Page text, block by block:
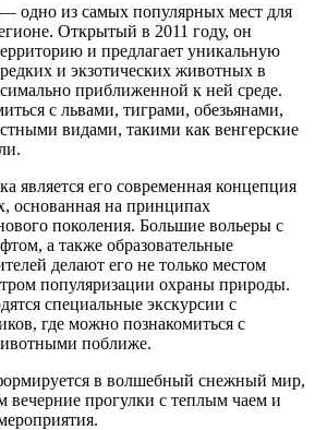
одно из самых популярных мест для
Открытый в 2011 году, он
и предлагает уникальную
и экзотических животных в
приближенной к ней среде.
с львами, тиграми, обезьянами,
видами, такими как венгерские
является его современная концепция
основанная на принципах
поколения. Большие вольеры с
а также образовательные
делают его не только местом
популяризации охраны природы.
специальные экскурсии с
где можно познакомиться с
поближе.
в волшебный снежный мир,
вечерние прогулки с теплым чаем и